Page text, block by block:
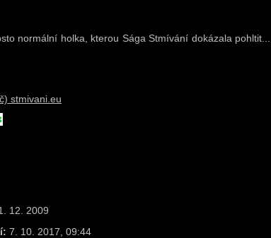
normální holka, kterou Sága Stmívání dokázala pohltit...
stmivani.eu
12. 2009
7. 10. 2017, 09:44